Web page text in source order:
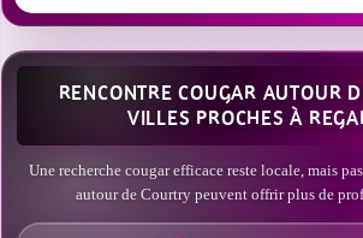
RENCONTRE COUGAR AUTOUR
VILLES PROCHES À
Une recherche cougar efficace reste locale, mais
autour de Courtry peuvent offrir plus de